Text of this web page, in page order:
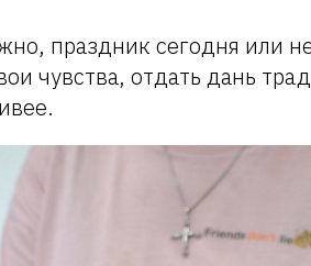
праздник сегодня или
чувства, отдать дань